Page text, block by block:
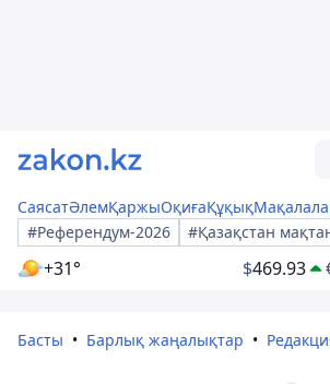
СаясатӘлемҚаржыОқиғаҚұқық
#Референдум-2026
#Қазақстан
+31° $469.93
Басты Барлық жаңалықтар